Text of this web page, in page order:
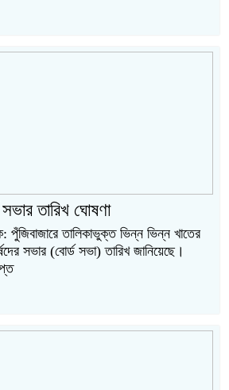
তারিখ ঘোষণা
পুঁজিবাজারে তালিকাভুক্ত ভিন্ন ভিন্ন খাতের
সভার (বোর্ড সভা) তারিখ জানিয়েছে।